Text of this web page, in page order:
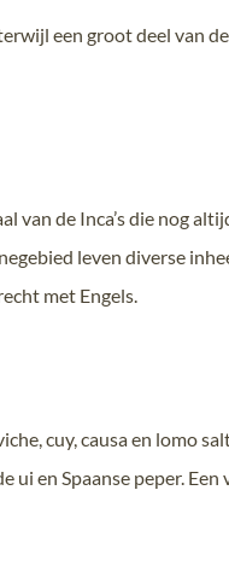
een groot deel van
van de Inca’s die nog
leven diverse
met Engels.
cuy, causa en lomo
en Spaanse peper.